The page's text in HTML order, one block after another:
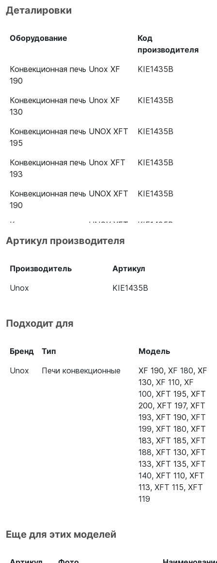
Деталировки
Оборудование
Код
производителя
Конвекционная печь Unox XF
190
KIE1435B
Конвекционная печь Unox XF
130
KIE1435B
Конвекционная печь UNOX XFT
195
KIE1435B
Конвекционная печь Unox XFT
193
KIE1435B
Конвекционная печь UNOX XFT
190
KIE1435B
Конвекционная печь UNOX XFT
185
KIE1435B
133
Конвекционная печь UNOX XFT
KIE1435B
Конвекционная печь Unox XFT
110
Артикул производителя
Производитель
Артикул
Unox
KIE1435B
Подходит для
Бренд Тип
Модель
Unox
Печи конвекционные XF 190, XF 180, XF
130, XF 110, XF
100, XFT 195, XFT
200, XFT 197, XFT
193, XFT 190, XFT
199, XFT 180, XFT
183, XFT 185, XFT
188, XFT 130, XFT
133, XFT 135, XFT
140, XFT 110, XFT
113, XFT 115, XFT
119
Еще для этих моделей